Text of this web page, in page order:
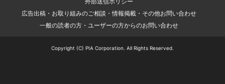
広告出稿・お取り組みのご相談・情報掲載・その他お問い合わせ
一般の読者の方・ユーザーの方からのお問い合わせ
Copyright (C) PIA Corporation. All Rights Reserved.